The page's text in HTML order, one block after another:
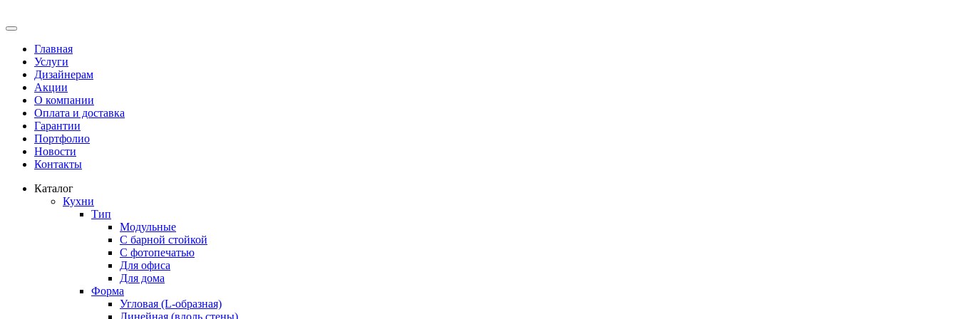
Главная
Услуги
Дизайнерам
Акции
О компании
Оплата и доставка
Гарантии
Портфолио
Новости
Контакты
Каталог
Кухни
Тип
Модульные
С барной стойкой
С фотопечатью
Для офиса
Для дома
Форма
Угловая (L-образная)
Линейная (вдоль стены)